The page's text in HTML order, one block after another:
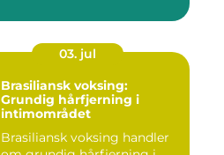
03. jul
Brasiliansk voksing:
Grundig hårfjerning i
intimområdet
Brasiliansk voksing handler